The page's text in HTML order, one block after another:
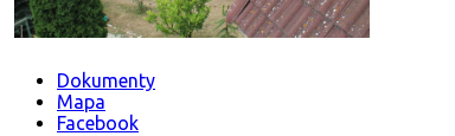
Dokumenty
Mapa
Facebook